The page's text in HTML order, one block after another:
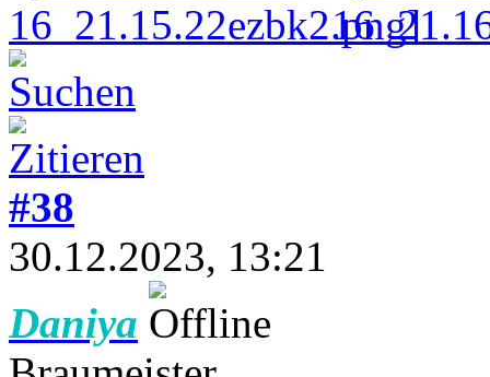
#38
30.12.2023, 13:21
Daniya